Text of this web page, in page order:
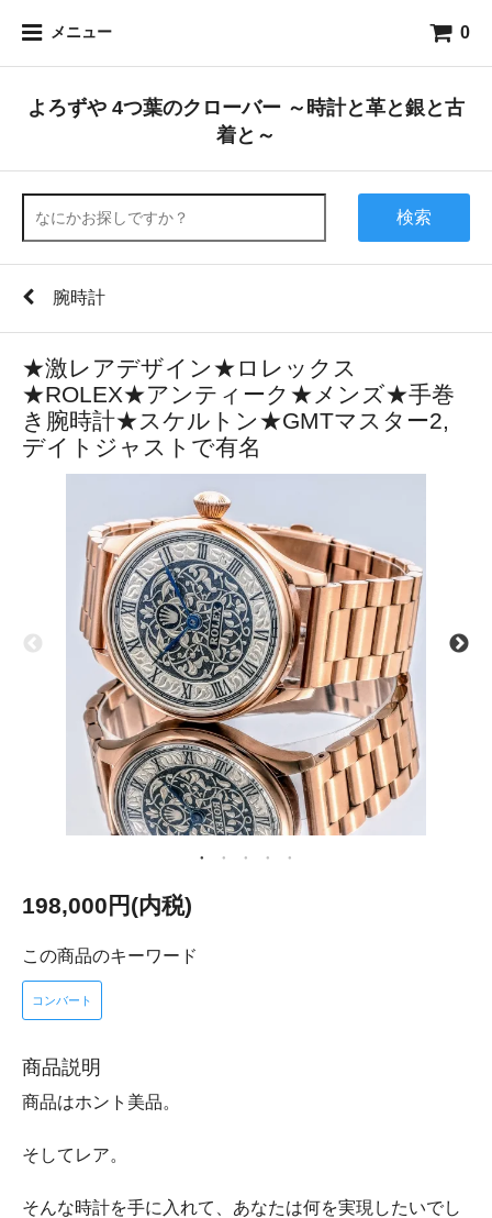
メニュー 0
よろずや 4つ葉のクローバー ～時計と革と銀と古
着と～
検索
腕時計
★激レアデザイン★ロレックス
★ROLEX★アンティーク★メンズ★手巻
き腕時計★スケルトン★GMTマスター2,
デイトジャストで有名
198,000円(内税)
この商品のキーワード
コンバート
商品説明
商品はホント美品。
そしてレア。
そんな時計を手に入れて、あなたは何を実現したいでし